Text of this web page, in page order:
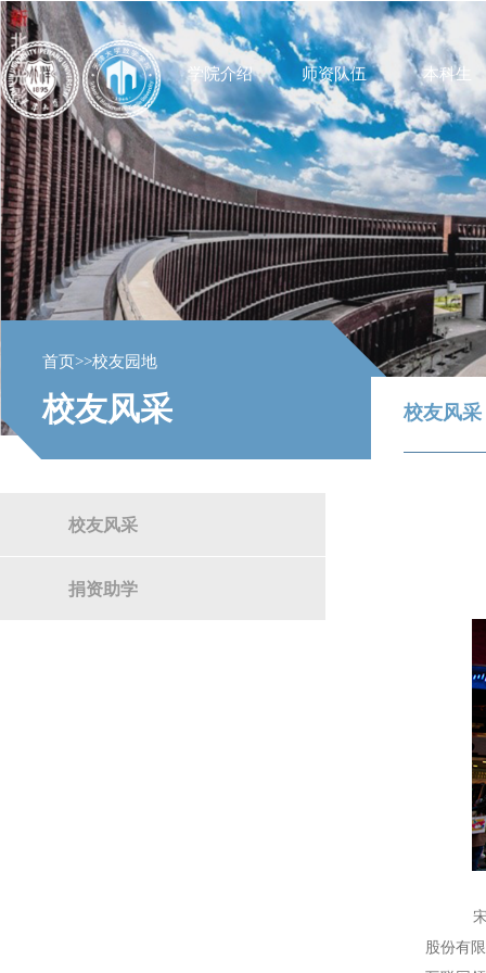
学院介绍 师资队伍 本科生
首页>>校友园地
校友风采
校友风采
捐资助学
校友风采
宋
股份有